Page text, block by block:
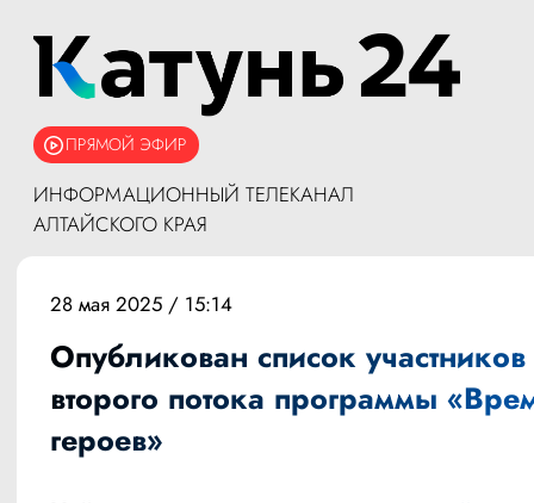
ПРЯМОЙ ЭФИР
ИНФОРМАЦИОННЫЙ ТЕЛЕКАНАЛ
АЛТАЙСКОГО КРАЯ
28 мая 2025 / 15:14
Опубликован список участников
второго потока программы
героев»